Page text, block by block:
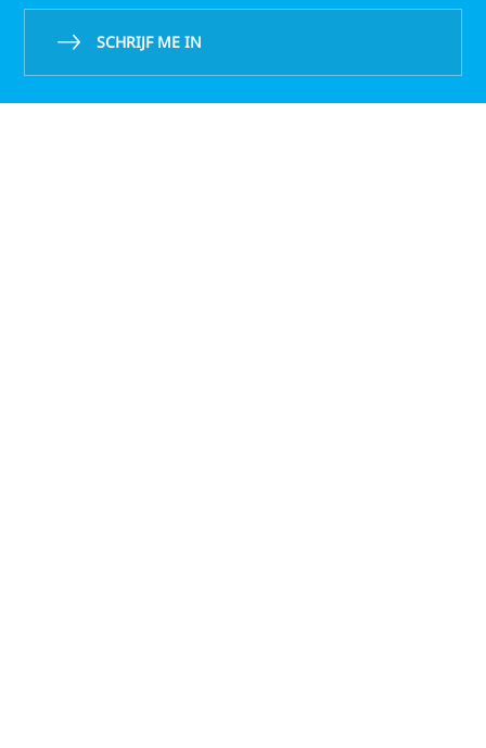
SCHRIJF ME IN